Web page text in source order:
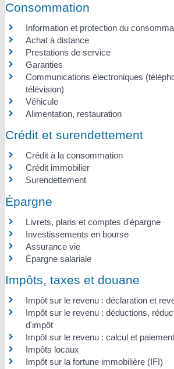
Consommation
Information et protection du
Achat à distance
Prestations de service
Garanties
Communications électroniques
télévision)
Véhicule
Alimentation, restauration
Crédit et surendettement
Crédit à la consommation
Crédit immobilier
Surendettement
Épargne
Livrets, plans et comptes d'épargne
Investissements en bourse
Assurance vie
Épargne salariale
Impôts, taxes et douane
Impôt sur le revenu : déclaration et
Impôt sur le revenu : déductions,
d'impôt
Impôt sur le revenu : calcul et paiement
Impôts locaux
Impôt sur la fortune immobilière (IFI)